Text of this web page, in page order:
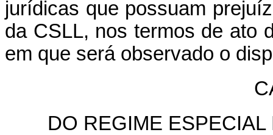
jurídicas que possuam
da CSLL, nos termos de ato
em que será observado o
DO REGIME